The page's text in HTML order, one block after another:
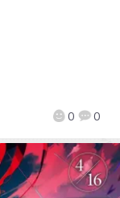
0 0